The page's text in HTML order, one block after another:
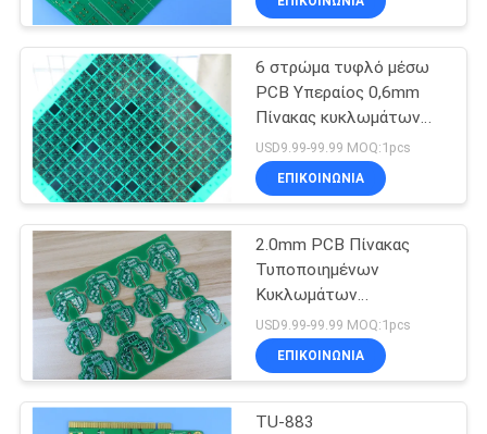
ΠΟΛΙΤΙΚΉ
ΑΠΟΡΡΉΤΟΥ
F4B PCB
39
Πολυστρωματικό
PCB
6 στρώμα τυφλό μέσω
PCB Υπεραίος 0,6mm
Πίνακας κυκλωμάτων
για αυτοκίνητα για
παρακολούθηση GPS
USD9.99-99.99 MOQ:1pcs
ΕΠΙΚΟΙΝΩΝΙΑ
2.0mm PCB Πίνακας
Τυποποιημένων
Κυκλωμάτων
Αυτοκινήτου διπλής
όψης CTI 600
USD9.99-99.99 MOQ:1pcs
ΕΠΙΚΟΙΝΩΝΙΑ
TU-883